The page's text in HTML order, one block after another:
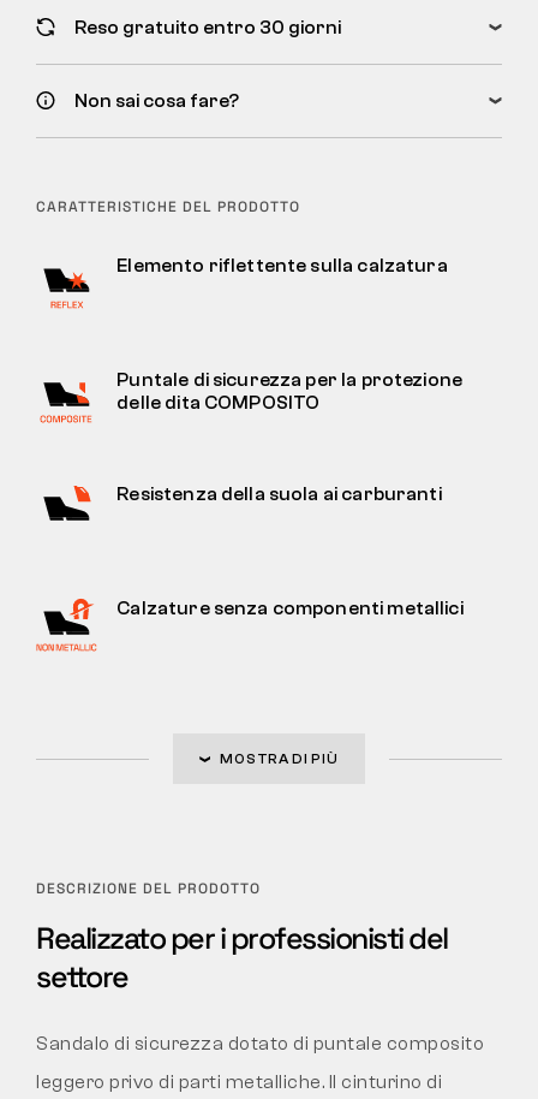
Reso gratuito entro 30 giorni
Non sai cosa fare?
CARATTERISTICHE DEL PRODOTTO
Elemento riflettente sulla calzatura
Puntale di sicurezza per la protezione
delle dita COMPOSITO
Resistenza della suola ai carburanti
Calzature senza componenti metallici
MOSTRA DI PIÙ
DESCRIZIONE DEL PRODOTTO
Realizzato per i professionisti del
settore
Sandalo di sicurezza dotato di puntale composito
leggero privo di parti metalliche. Il cinturino di